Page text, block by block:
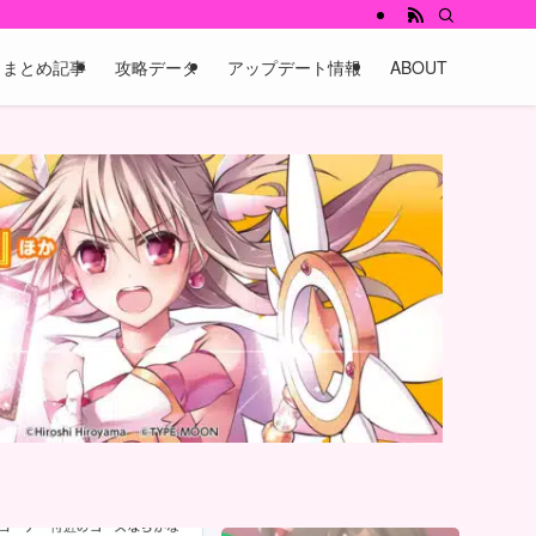
まとめ記事 攻略データ アップデート情報 ABOUT